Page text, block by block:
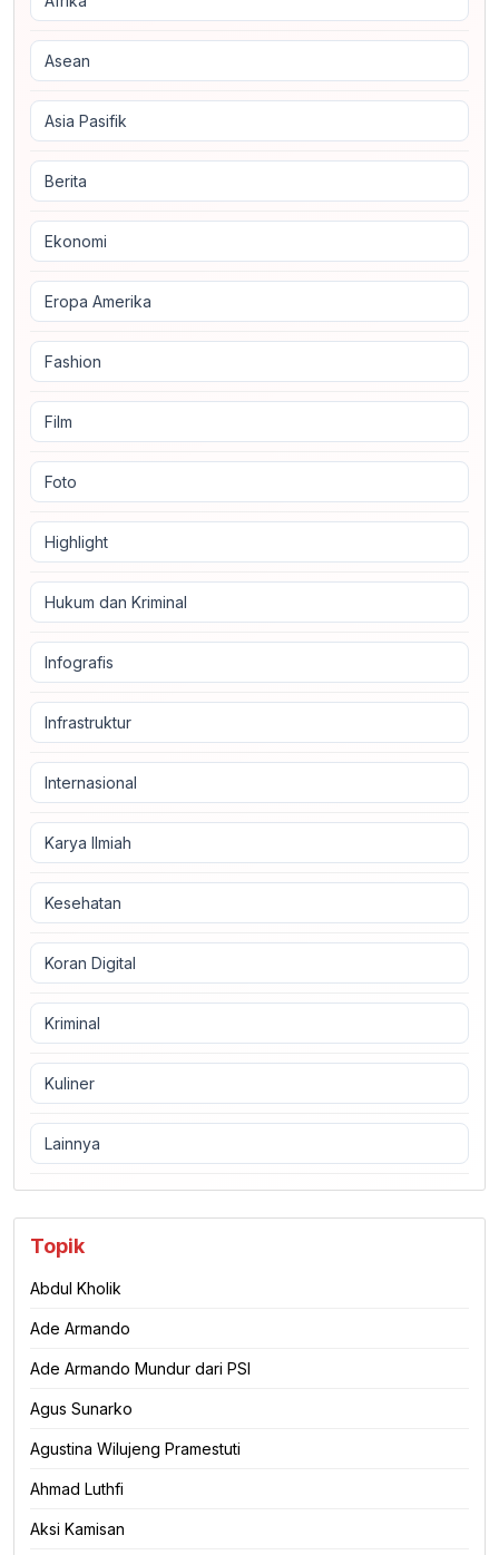
Asean
Asia Pasifik
Berita
Ekonomi
Eropa Amerika
Fashion
Film
Foto
Highlight
Hukum dan Kriminal
Infografis
Infrastruktur
Internasional
Karya Ilmiah
Kesehatan
Koran Digital
Kriminal
Kuliner
Lainnya
Topik
Abdul Kholik
Ade Armando
Ade Armando Mundur dari PSI
Agus Sunarko
Agustina Wilujeng Pramestuti
Ahmad Luthfi
Aksi Kamisan